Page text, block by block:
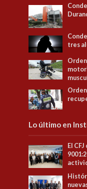
tres
Lo último en
El